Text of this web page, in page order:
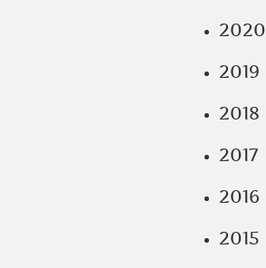
2020
2019
2018
2017
2016
2015